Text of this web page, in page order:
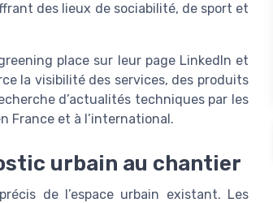
des lieux de sociabilité, de sport et
place sur leur page LinkedIn et
la visibilité des services, des produits
d’actualités techniques par les
France et à l’international.
urbain au chantier
de l’espace urbain existant. Les